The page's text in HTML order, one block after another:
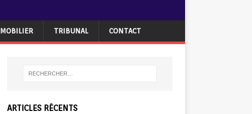
TRIBUNAL CONTACT
ARTICLES RÉCENTS